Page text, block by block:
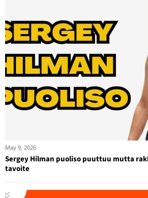
May 9, 2026
Sergey Hilman puoliso puuttuu mutta
tavoite